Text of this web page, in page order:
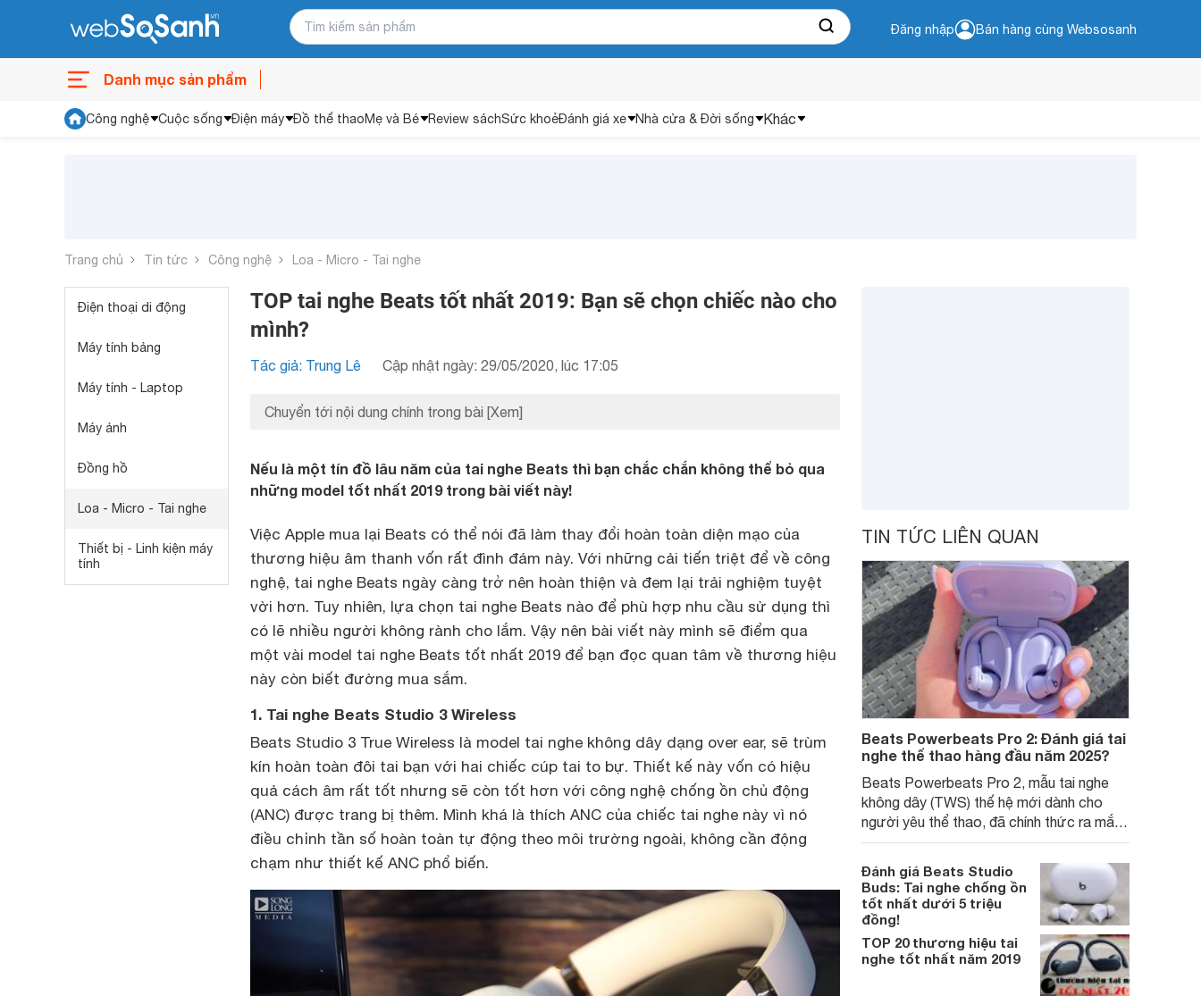
Đăng nhập Bán hàng cùng Websosanh
Danh mục sản phẩm
Công nghệ Cuộc sống Điện máy Đồ thể thaoMẹ và Bé Review sáchSức khoẻĐánh giá xe Nhà cửa & Đời sống Khác
Trang chủ Tin tức Công nghệ Loa - Micro - Tai nghe
Điện thoại di động
Máy tính bảng
Máy tính - Laptop
Máy ảnh
Đồng hồ
Loa - Micro - Tai nghe
Thiết bị - Linh kiện máy
tính
TOP tai nghe Beats tốt nhất 2019: Bạn sẽ chọn chiếc nào cho
mình?
Tác giả: Trung Lê Cập nhật ngày: 29/05/2020, lúc 17:05
Chuyển tới nội dung chính trong bài [Xem]
Nếu là một tín đồ lâu năm của tai nghe Beats thì bạn chắc chắn không thể bỏ qua
những model tốt nhất 2019 trong bài viết này!
Việc Apple mua lại Beats có thể nói đã làm thay đổi hoàn toàn diện mạo của
thương hiệu âm thanh vốn rất đình đám này. Với những cải tiến triệt để về công
nghệ, tai nghe Beats ngày càng trở nên hoàn thiện và đem lại trải nghiệm tuyệt
vời hơn. Tuy nhiên, lựa chọn tai nghe Beats nào để phù hợp nhu cầu sử dụng thì
có lẽ nhiều người không rành cho lắm. Vậy nên bài viết này mình sẽ điểm qua
một vài model tai nghe Beats tốt nhất 2019 để bạn đọc quan tâm về thương hiệu
này còn biết đường mua sắm.
1. Tai nghe Beats Studio 3 Wireless
Beats Studio 3 True Wireless là model tai nghe không dây dạng over ear, sẽ trùm
kín hoàn toàn đôi tai bạn với hai chiếc cúp tai to bự. Thiết kế này vốn có hiệu
quả cách âm rất tốt nhưng sẽ còn tốt hơn với công nghệ chống ồn chủ động
(ANC) được trang bị thêm. Mình khá là thích ANC của chiếc tai nghe này vì nó
điều chỉnh tần số hoàn toàn tự động theo môi trường ngoài, không cần động
chạm như thiết kế ANC phổ biến.
TIN TỨC LIÊN QUAN
Beats Powerbeats Pro 2: Đánh giá tai
nghe thể thao hàng đầu năm 2025?
Beats Powerbeats Pro 2, mẫu tai nghe
không dây (TWS) thế hệ mới dành cho
người yêu thể thao, đã chính thức ra mắt,
hứa hẹn mang đến trải nghiệm nghe nhạc
và theo dõi sức khỏe vượt trội.
Đánh giá Beats Studio
Buds: Tai nghe chống ồn
tốt nhất dưới 5 triệu
đồng!
TOP 20 thương hiệu tai
nghe tốt nhất năm 2019